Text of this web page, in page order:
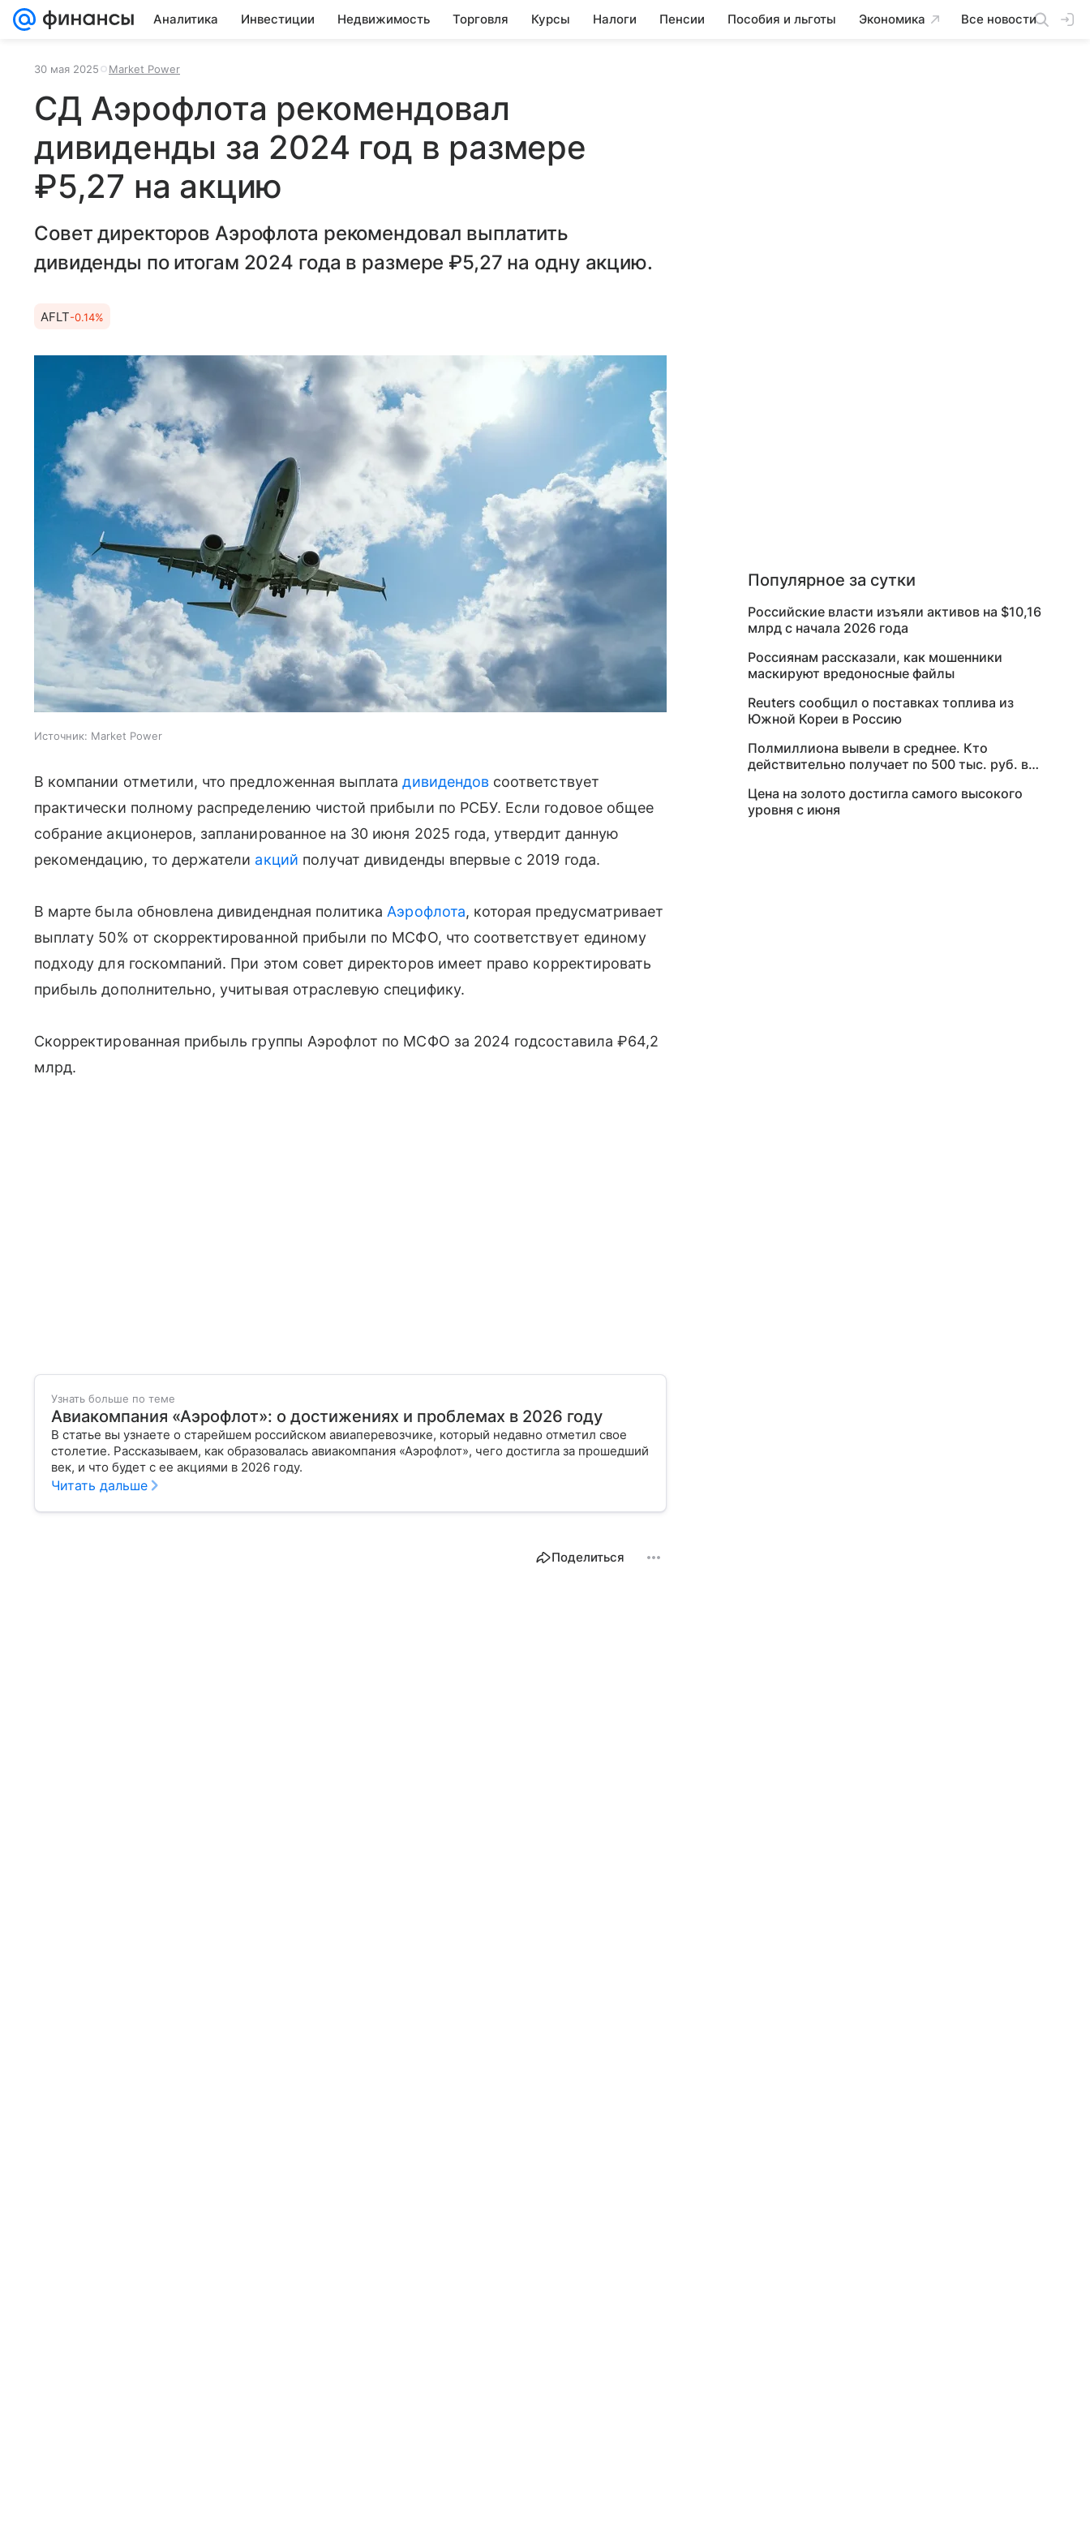
Аналитика Инвестиции Недвижимость Торговля Курсы Налоги Пенсии Пособия и льготы Экономика Все новости
30 мая 2025 Market Power
СД Аэрофлота рекомендовал
дивиденды за 2024 год в размере
₽5,27 на акцию
Совет директоров Аэрофлота рекомендовал выплатить
дивиденды по итогам 2024 года в размере ₽5,27 на одну акцию.
AFLT-0.14%
Источник: Market Power
В компании отметили, что предложенная выплатадивидендов соответствует
практически полному распределению чистой прибыли по РСБУ. Если годовое общее
собрание акционеров, запланированное на 30 июня 2025 года, утвердит данную
рекомендацию, то держатели акций получат дивиденды впервые с 2019 года.
В марте была обновлена дивидендная политика Аэрофлота, которая предусматривает
выплату 50% от скорректированной прибыли по МСФО, что соответствует единому
подходу для госкомпаний. При этом совет директоров имеет право корректировать
прибыль дополнительно, учитывая отраслевую специфику.
Скорректированная прибыль группы Аэрофлот по МСФО за 2024 годсоставила ₽64,2
млрд.
Узнать больше по теме
Авиакомпания «Аэрофлот»: о достижениях и проблемах в 2026 году
В статье вы узнаете о старейшем российском авиаперевозчике, который недавно отметил свое
столетие. Рассказываем, как образовалась авиакомпания «Аэрофлот», чего достигла за прошедший
век, и что будет с ее акциями в 2026 году.
Читать дальше
Поделиться
Популярное за сутки
Российские власти изъяли активов на $10,16
млрд с начала 2026 года
Россиянам рассказали, как мошенники
маскируют вредоносные файлы
Reuters сообщил о поставках топлива из
Южной Кореи в Россию
Полмиллиона вывели в среднее. Кто
действительно получает по 500 тыс. руб. в
Цена на золото достигла самого высокого
уровня с июня